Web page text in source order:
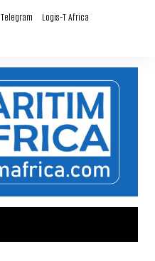
Telegram Logis-T Africa